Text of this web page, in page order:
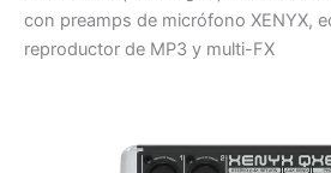
con preamps de micrófono XENYX,
reproductor de MP3 y multi-FX